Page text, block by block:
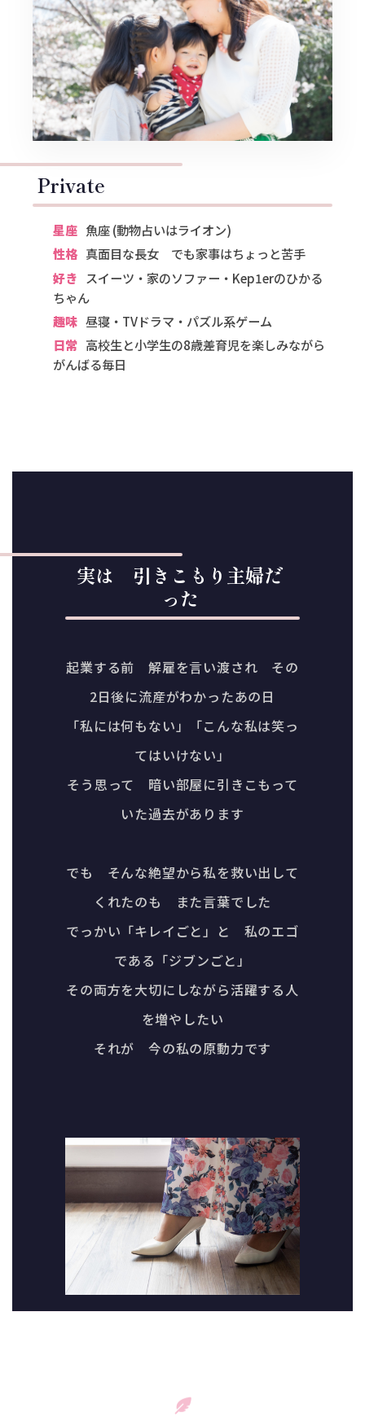
Private
星座 魚座 (動物占いはライオン)
性格 真面目な長女 でも家事はちょっと苦手
好き スイーツ・家のソファー・Kep1erのひかる
ちゃん
趣味 昼寝・TVドラマ・パズル系ゲーム
日常 高校生と小学生の8歳差育児を楽しみながら
がんばる毎日
実は 引きこもり主婦だ
った
起業する前 解雇を言い渡され その
2日後に流産がわかったあの日
「私には何もない」「こんな私は笑っ
てはいけない」
そう思って 暗い部屋に引きこもって
いた過去があります
でも そんな絶望から私を救い出して
くれたのも また言葉でした
でっかい「キレイごと」と 私のエゴ
である「ジブンごと」
その両方を大切にしながら活躍する人
を増やしたい
それが 今の私の原動力です